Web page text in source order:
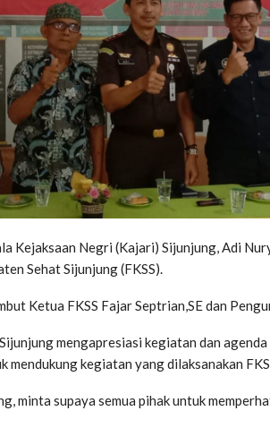
Kejaksaan Negri (Kajari) Sijunjung, Adi
Sehat Sijunjung (FKSS).
Ketua FKSS Fajar Septrian,SE dan
mengapresiasi kegiatan dan agenda
kegiatan yang dilaksanakan
minta supaya semua pihak untuk